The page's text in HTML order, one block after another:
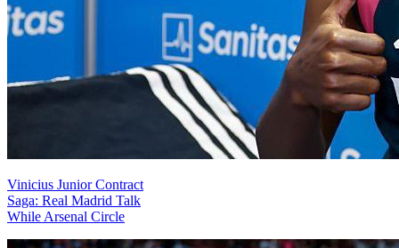
Vinicius Junior Contract
Saga: Real Madrid Talk
While Arsenal Circle